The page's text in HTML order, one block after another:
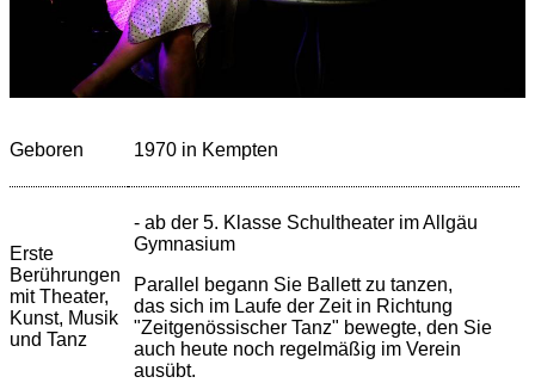
Geboren 1970 in Kempten
Erste
Berührungen
mit Theater,
Kunst, Musik
und Tanz
- ab der 5. Klasse Schultheater im Allgäu
Gymnasium
Parallel begann Sie Ballett zu tanzen,
das sich im Laufe der Zeit in Richtung
"Zeitgenössischer Tanz" bewegte, den Sie
auch heute noch regelmäßig im Verein
ausübt.